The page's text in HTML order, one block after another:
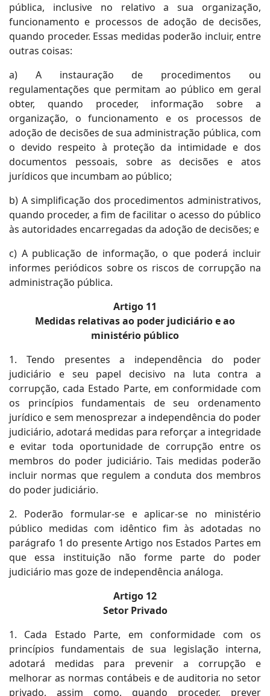
pública, inclusive no relativo a sua organização,
funcionamento e processos de adoção de decisões,
quando proceder. Essas medidas poderão incluir, entre
outras coisas:
a) A instauração de procedimentos ou
regulamentações que permitam ao público em geral
obter, quando proceder, informação sobre a
organização, o funcionamento e os processos de
adoção de decisões de sua administração pública, com
o devido respeito à proteção da intimidade e dos
documentos pessoais, sobre as decisões e atos
jurídicos que incumbam ao público;
b) A simplificação dos procedimentos administrativos,
quando proceder, a fim de facilitar o acesso do público
às autoridades encarregadas da adoção de decisões; e
c) A publicação de informação, o que poderá incluir
informes periódicos sobre os riscos de corrupção na
administração pública.
Artigo 11
Medidas relativas ao poder judiciário e ao
ministério público
1. Tendo presentes a independência do poder
judiciário e seu papel decisivo na luta contra a
corrupção, cada Estado Parte, em conformidade com
os princípios fundamentais de seu ordenamento
jurídico e sem menosprezar a independência do poder
judiciário, adotará medidas para reforçar a integridade
e evitar toda oportunidade de corrupção entre os
membros do poder judiciário. Tais medidas poderão
incluir normas que regulem a conduta dos membros
do poder judiciário.
2. Poderão formular-se e aplicar-se no ministério
público medidas com idêntico fim às adotadas no
parágrafo 1 do presente Artigo nos Estados Partes em
que essa instituição não forme parte do poder
judiciário mas goze de independência análoga.
Artigo 12
Setor Privado
1. Cada Estado Parte, em conformidade com os
princípios fundamentais de sua legislação interna,
adotará medidas para prevenir a corrupção e
melhorar as normas contábeis e de auditoria no setor
privado, assim como, quando proceder, prever